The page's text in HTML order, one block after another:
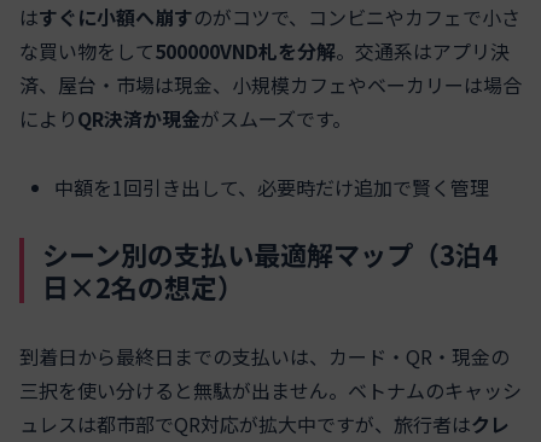
はすぐに小額へ崩すのがコツで、コンビニやカフェで小さ
な買い物をして500000VND札を分解。交通系はアプリ決
済、屋台・市場は現金、小規模カフェやベーカリーは場合
によりQR決済か現金がスムーズです。
中額を1回引き出して、必要時だけ追加で賢く管理
シーン別の支払い最適解マップ（3泊4
日×2名の想定）
到着日から最終日までの支払いは、カード・QR・現金の
三択を使い分けると無駄が出ません。ベトナムのキャッシ
ュレスは都市部でQR対応が拡大中ですが、旅行者はクレ